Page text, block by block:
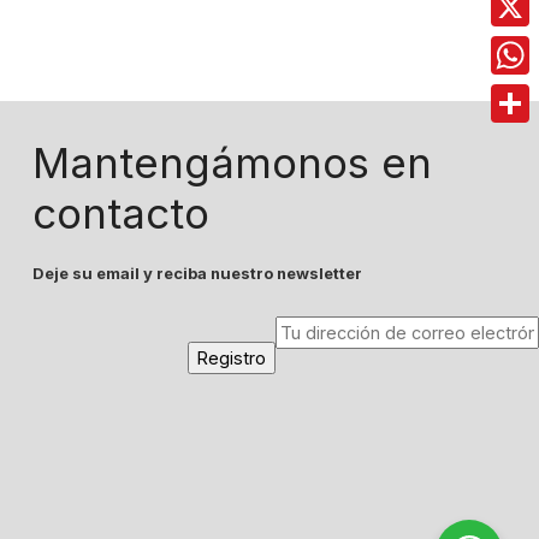
Mantengámonos en
contacto
Deje su email y reciba nuestro newsletter
X